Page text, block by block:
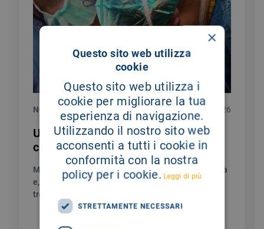
NOTIZIE 28/07/2026
Un testimoniaza di gratitudine per la
chirurgia endocrina del Giglio
Mi chiamo Sylwia sono stata colpita da una malattia
e, in questo percorso umanamente non facile, ho
trovato un’assistenza unica.
×
Questo sito web utilizza
cookie
Questo sito web utilizza i
cookie per migliorare la tua
esperienza di navigazione.
Utilizzando il nostro sito web
acconsenti a tutti i cookie in
conformità con la nostra
policy per i cookie. Leggi di più
STRETTAMENTE NECESSARI